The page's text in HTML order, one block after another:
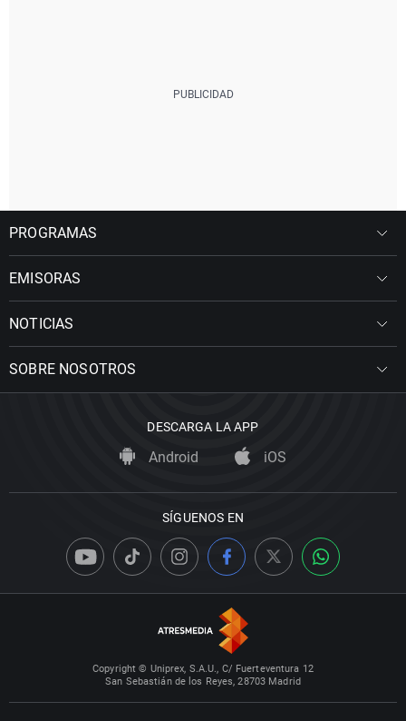
PROGRAMAS
EMISORAS
NOTICIAS
SOBRE NOSOTROS
DESCARGA LA APP
Android iOS
SÍGUENOS EN
Copyright © Uniprex, S.A.U., C/ Fuerteventura 12
San Sebastián de los Reyes, 28703 Madrid